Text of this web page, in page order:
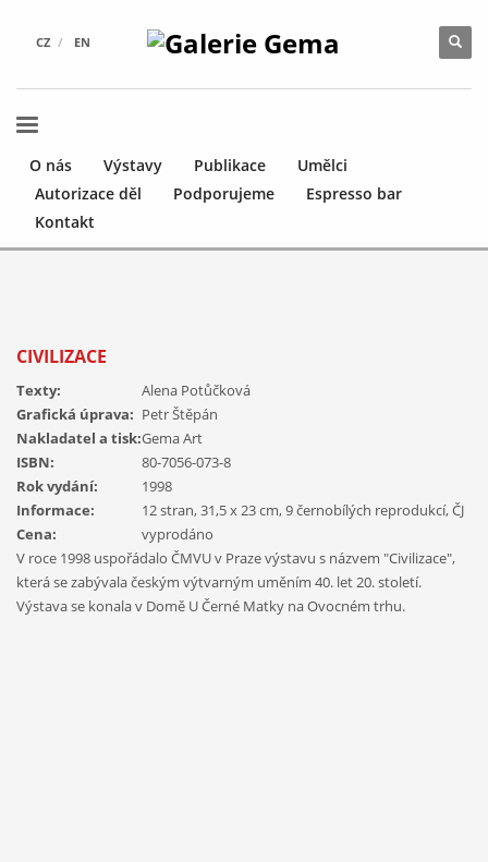
CZ EN
O nás Výstavy Publikace
Umělci
Autorizace děl
Podporujeme
Espresso bar
Kontakt
CIVILIZACE
Texty:
Alena Potůčková
Grafická úprava: Petr Štěpán
Nakladatel a tisk:Gema Art
ISBN:
80-7056-073-8
Rok vydání:
1998
Informace:
12 stran, 31,5 x 23 cm, 9 černobílých reprodukcí, ČJ
Cena:
vyprodáno
V roce 1998 uspořádalo ČMVU v Praze výstavu s názvem "Civilizace",
která se zabývala českým výtvarným uměním 40. let 20. století.
Výstava se konala v Domě U Černé Matky na Ovocném trhu.